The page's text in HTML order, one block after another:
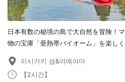
日本有数の秘境の島で大自然を冒険！
物の宝庫「亜熱帯バイオーム」を楽し
이시가키 섬&야에야마
【2시간】